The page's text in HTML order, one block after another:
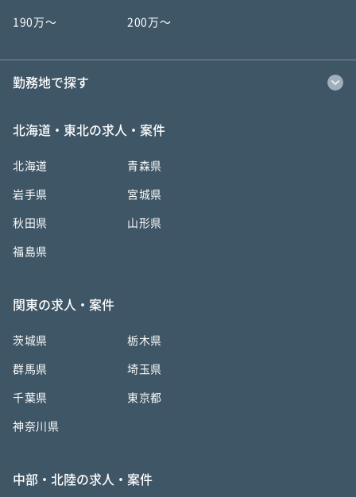
190万〜 200万〜
勤務地で探す
北海道・東北の求人・案件
北海道 青森県
岩手県 宮城県
秋田県 山形県
福島県
関東の求人・案件
茨城県 栃木県
群馬県 埼玉県
千葉県 東京都
神奈川県
中部・北陸の求人・案件